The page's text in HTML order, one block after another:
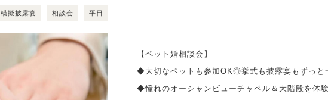
模擬披露宴 相談会 平日
【ペット婚相談会】
◆大切なペットも参加OK◎挙式も披露宴もずっと
◆憧れのオーシャンビューチャペル＆大階段を体験